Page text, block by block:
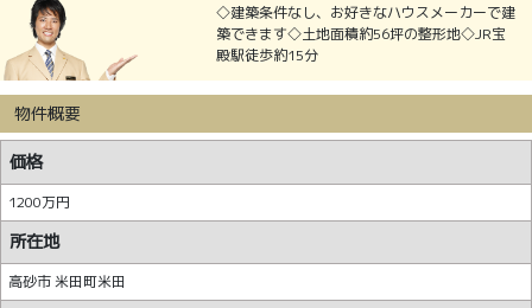
◇建築条件なし、お好きなハウスメーカーで建
築できます◇土地面積約56坪の整形地◇JR宝
殿駅徒歩約15分
物件概要
価格
1200万円
所在地
高砂市 米田町米田